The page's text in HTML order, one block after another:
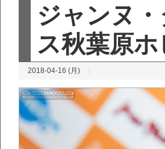
ジャンヌ
ス秋葉原
2018-04-16 (月)